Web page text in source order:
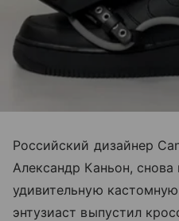
Российский дизайнер
Александр Каньон, снова
удивительную
энтузиаст выпустил